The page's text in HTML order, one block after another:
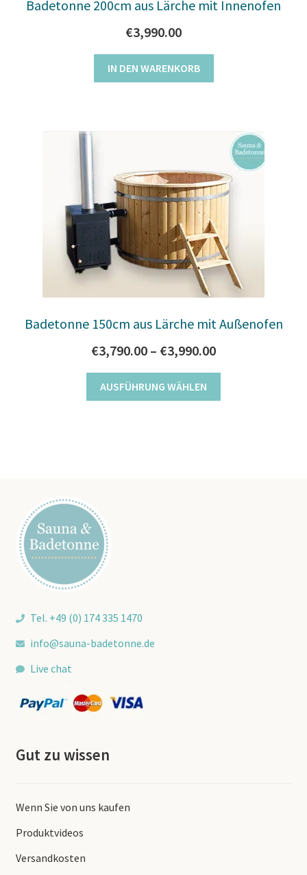
Badetonne 200cm aus Lärche mit Innenofen
€3,990.00
IN DEN WARENKORB
Badetonne 150cm aus Lärche mit Außenofen
€3,790.00 – €3,990.00Preisspanne:
€3,790.00
AUSFÜHRUNG WÄHLEN
Produkt
Tel. +49 (0) 174 335 1470
info@sauna-badetonne.de
Live chat
Gut zu wissen
Wenn Sie von uns kaufen
Produktvideos
Versandkosten